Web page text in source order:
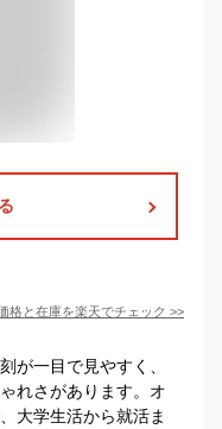
格と在庫を楽天でチェック >>
が一目で見やすく、
れさがあります。オ
大学生活から就活ま